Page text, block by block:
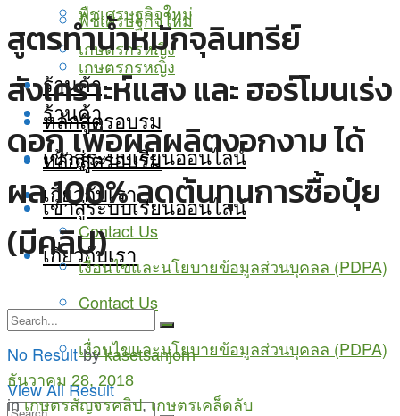
พืชเศรษฐกิจใหม่
เกษตรกรหญิง
ร้านค้า
หลักสูตรอบรม
เข้าสู่ระบบเรียนออนไลน์
เกี่ยวกับเรา
Contact Us
เงื่อนไขและนโยบายข้อมูลส่วนบุคลล (PDPA)
พืชเศรษฐกิจใหม่
เกษตรกรหญิง
ร้านค้า
หลักสูตรอบรม
เข้าสู่ระบบเรียนออนไลน์
เกี่ยวกับเรา
Contact Us
เงื่อนไขและนโยบายข้อมูลส่วนบุคลล (PDPA)
No Result
View All Result
สูตรทำน้ำหมักจุลินทรีย์
สังเคราะห์แสง และ ฮอร์โมนเร่ง
ดอก เพื่อผลผลิตงอกงาม ได้
ผล 100% ลดต้นทุนการซื้อปุ๋ย
(มีคลิป)
by kasetsanjorn
ธันวาคม 28, 2018
in เกษตรสัญจรคลิป,เกษตรเคล็ดลับ